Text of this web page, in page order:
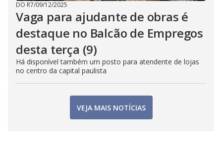
DO R7/09/12/2025
Vaga para ajudante de obras é
destaque no Balcão de Empregos
desta terça (9)
Há disponível também um posto para atendente de lojas
no centro da capital paulista
VEJA MAIS NOTÍCIAS